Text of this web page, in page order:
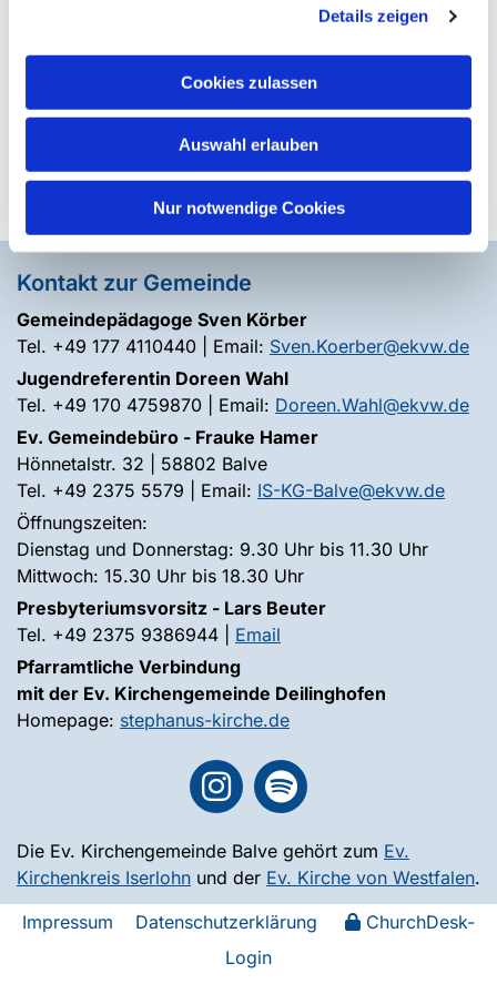
Details zeigen
Cookies zulassen
Auswahl erlauben
Nur notwendige Cookies
Buffet“ und tollen Worten für Doreen. So macht
Im Nachgang haben wir die gesammelten
Lebensmittelspenden heute an den DeCent-Laden
in Balve übergeben. Danke!
Kontakt zur Gemeinde
Gemeindepädagoge Sven Körber
Tel. +49 177 4110440 | Email: Sven.Koerber@ekvw.de
Jugendreferentin Doreen Wahl
Tel. +49 170 4759870 | Email: Doreen.Wahl@ekvw.de
Ev. Gemeindebüro - Frauke Hamer
Hönnetalstr. 32 | 58802 Balve
Tel. +49 2375 5579 | Email: IS-KG-Balve@ekvw.de
Öffnungszeiten:
Dienstag und Donnerstag: 9.30 Uhr bis 11.30 Uhr
Mittwoch: 15.30 Uhr bis 18.30 Uhr
Presbyteriumsvorsitz - Lars Beuter
Tel. +49 2375 9386944 | Email
Pfarramtliche Verbindung
mit der Ev. Kirchengemeinde Deilinghofen
Homepage: stephanus-kirche.de
Die Ev. Kirchengemeinde Balve gehört zum Ev.
Kirchenkreis Iserlohn und der Ev. Kirche von Westfalen.
Impressum
Datenschutzerklärung
ChurchDesk-
Login